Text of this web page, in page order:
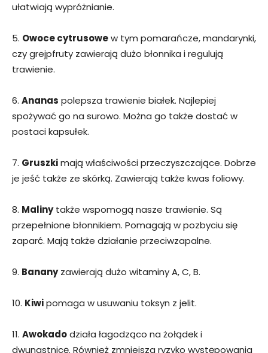
ułatwiają wypróżnianie.
5. Owoce cytrusowew tym pomarańcze, mandarynki,
czy grejpfruty zawierają dużo błonnika i regulują
trawienie.
6. Ananas polepsza trawienie białek. Najlepiej
spożywać go na surowo. Można go także dostać w
postaci kapsułek.
7. Gruszkimają właściwości przeczyszczające. Dobrze
je jeść także ze skórką. Zawierają także kwas foliowy.
8. Malinytakże wspomogą nasze trawienie. Są
przepełnione błonnikiem. Pomagają w pozbyciu się
zaparć. Mają także działanie przeciwzapalne.
9. Bananyzawierają dużo witaminy A, C, B.
10. Kiwipomaga w usuwaniu toksyn z jelit.
11. Awokadodziała łagodząco na żołądek i
dwunastnicę. Również zmniejsza ryzyko występowania